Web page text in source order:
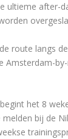
ultieme
route langs
Amsterdam-
het 8
bij de